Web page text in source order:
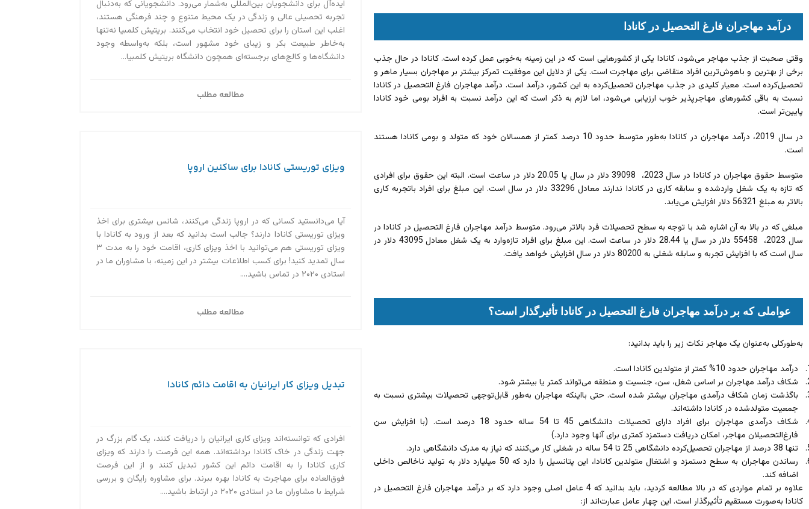
درآمد مهاجران فارغ التحصیل در کانادا
وقتی صحبت از جذب مهاجر می‌شود، کانادا یکی از کشورهایی است که در این زمینه به‌خوبی عمل کرده است. کانادا در حال جذب
برخی از بهترین و باهوش‌ترین افراد متقاضی برای مهاجرت است. یکی از دلایل این موفقیت تمرکز بیشتر بر مهاجران بسیار ماهر و
تحصیل‌کرده است. معیار کلیدی در جذب مهاجران تحصیل‌کرده به این کشور، درآمد است. درآمد مهاجران فارغ التحصیل در کانادا
نسبت به باقی کشورهای مهاجرپذیر خوب ارزیابی می‌شود، اما لازم به ذکر است که این درآمد نسبت به افراد بومی خود کانادا
پایین‌تر است.
در سال 2019، درآمد مهاجران در کانادا به‌طور متوسط حدود 10 درصد کمتر از همسالان خود که متولد و بومی کانادا هستند
است.
متوسط حقوق مهاجران در کانادا در سال 2023، 39098 دلار در سال یا 20.05 دلار در ساعت است. البته این حقوق برای افرادی
که تازه به یک شغل واردشده و سابقه کاری در کانادا ندارند معادل 33296 دلار در سال است. این مبلغ برای افراد باتجربه کاری
بالاتر به مبلغ 56321 دلار افزایش می‌یابد.
مبلغی که در بالا به آن اشاره شد با توجه به سطح تحصیلات فرد بالاتر می‌رود. متوسط درآمد مهاجران فارغ التحصیل در کانادا در
سال 2023، 55458 دلار در سال یا 28.44 دلار در ساعت است. این مبلغ برای افراد تازه‌وارد به یک شغل معادل 43095 دلار در
سال است که با افزایش تجربه و سابقه شغلی به 80200 دلار در سال افزایش خواهد یافت.
عواملی که بر درآمد مهاجران فارغ التحصیل در کانادا تأثیرگذار است؟
به‌طورکلی به‌عنوان یک مهاجر نکات زیر را باید بدانید:
درآمد مهاجران حدود 10% کمتر از متولدین کانادا است.
شکاف درآمد مهاجران بر اساس شغل، سن، جنسیت و منطقه می‌تواند کمتر یا بیشتر شود.
باگذشت زمان شکاف درآمدی مهاجران بیشتر شده است. حتی بااینکه مهاجران به‌طور قابل‌توجهی تحصیلات بیشتری نسبت به
جمعیت متولدشده در کانادا داشته‌اند.
شکاف درآمدی مهاجران برای افراد دارای تحصیلات دانشگاهی 45 تا 54 ساله حدود 18 درصد است. (با افزایش سن
فارغ‌التحصیلان مهاجر، امکان دریافت دستمزد کمتری برای آنها وجود دارد.)
تنها 38 درصد از مهاجران تحصیل‌کرده دانشگاهی 25 تا 54 ساله در شغلی کار می‌کنند که نیاز به مدرک دانشگاهی دارد.
رساندن مهاجران به سطح دستمزد و اشتغال متولدین کانادا، این پتانسیل را دارد که 50 میلیارد دلار به تولید ناخالص داخلی
اضافه کند.
علاوه بر تمام مواردی که در بالا مطالعه کردید، باید بدانید که 4 عامل اصلی وجود دارد که بر درآمد مهاجران فارغ التحصیل در
کانادا به‌صورت مستقیم تأثیرگذار است. این چهار عامل عبارت‌اند از:
ایده‌آل برای دانشجویان بین‌المللی به‌‌شمار می‌رود. دانشجویانی که به‌دنبال
تجربه تحصیلی عالی و زندگی در یک محیط متنوع و چند فرهنگی هستند،
اغلب این استان را برای تحصیل خود انتخاب می‌کنند. بریتیش کلمبیا نه‌تنها
به‌خاطر طبیعت بکر و زیبای خود مشهور است، بلکه به‌واسطه وجود
دانشگاه‌ها و کالج‌های برجسته‌ای همچون دانشگاه بریتیش کلمبیا...
مطالعه مطلب
ویزای توریستی کانادا برای ساکنین اروپا
آیا می‌دانستید کسانی که در اروپا زندگی می‌کنند، شانس بیشتری برای اخذ
ویزای توریستی کانادا دارند؟ جالب است بدانید که بعد از ورود به کانادا با
ویزای توریستی هم می‌توانید با اخذ ویزای کاری، اقامت خود را به مدت ۳
سال تمدید کنید! برای کسب اطلاعات بیشتر در این زمینه، با مشاوران ما در
استادی ۲۰۲۰ در تماس باشید....
مطالعه مطلب
تبدیل ویزای کار ایرانیان به اقامت دائم کانادا
افرادی که توانسته‌اند ویزای کاری ایرانیان را دریافت کنند، یک گام بزرگ در
جهت زندگی در خاک کانادا برداشته‌اند. همه این فرصت را دارند که ویزای
کاری کانادا را به اقامت دائم این کشور تبدیل کنند و از این فرصت
فوق‌العاده برای مهاجرت به کانادا بهره ببرند. برای مشاوره رایگان و بررسی
شرایط با مشاوران ما در استادی ۲۰۲۰ در ارتباط باشید....